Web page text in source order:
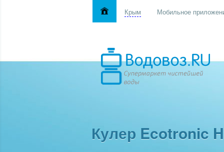
Крым Мобильное
Кулер Ecotronic